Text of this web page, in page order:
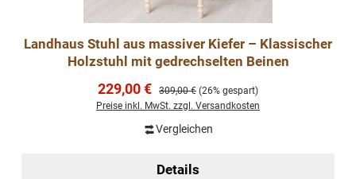
Landhaus Stuhl aus massiver Kiefer – Klassischer
Holzstuhl mit gedrechselten Beinen
Verkaufspreis:
229,00 € Regulärer Preis:
309,00 € (26% gespart)
Preise inkl. MwSt. zzgl. Versandkosten
Vergleichen
Details